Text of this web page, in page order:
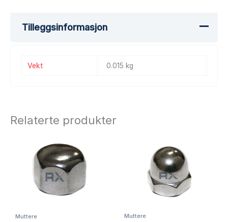
Tilleggsinformasjon
Vekt 0.015 kg
Relaterte produkter
Muttere Muttere